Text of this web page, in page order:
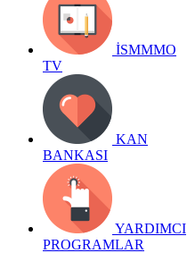
İSMMMO
TV
KAN
BANKASI
YARDIMCI
PROGRAMLAR